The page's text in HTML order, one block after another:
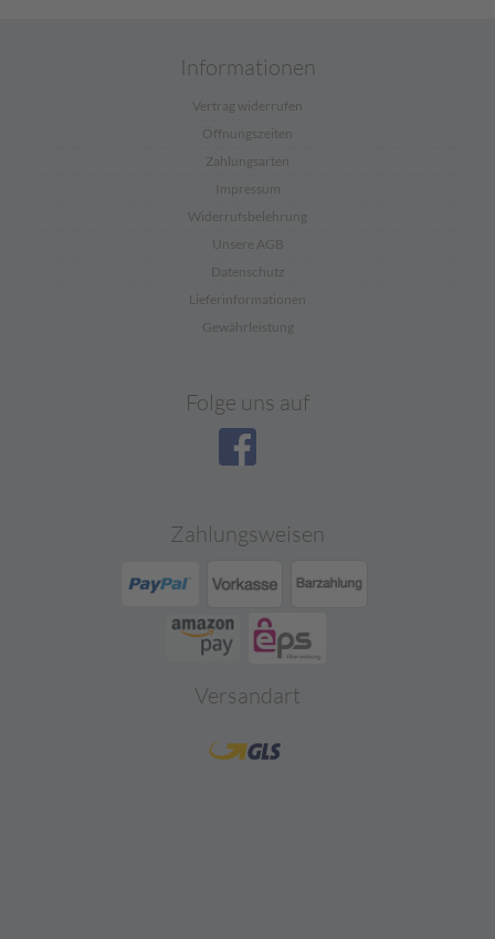
Informationen
Vertrag widerrufen
Öffnungszeiten
Zahlungsarten
Impressum
Widerrufsbelehrung
Unsere AGB
Datenschutz
Lieferinformationen
Gewährleistung
Folge uns auf
Zahlungsweisen
Versandart